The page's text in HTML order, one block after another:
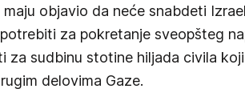
maju objavio da neće snabdeti
za pokretanje sveopšteg
za sudbinu stotine hiljada civila
delovima Gaze.